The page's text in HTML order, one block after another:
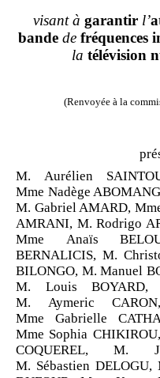
visant à garantirl’
bandede fréquences
la télévision
(Renvoyée à la
M. Aurélien
Mme Nadège
M. Gabriel AMARD,
AMRANI, M. Rodrigo
Mme Anaïs
BERNALICIS, M.
BILONGO, M. Manuel
M. Louis BOYARD,
M. Aymeric
Mme Gabrielle
Mme Sophia
COQUEREL, M.
M. Sébastien